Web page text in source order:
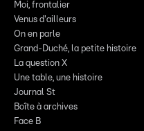
Moi, frontalier
Venus d'ailleurs
On en parle
Grand-Duché, la petite histoire
La question X
Une table, une histoire
Journal St
Boîte à archives
Face B